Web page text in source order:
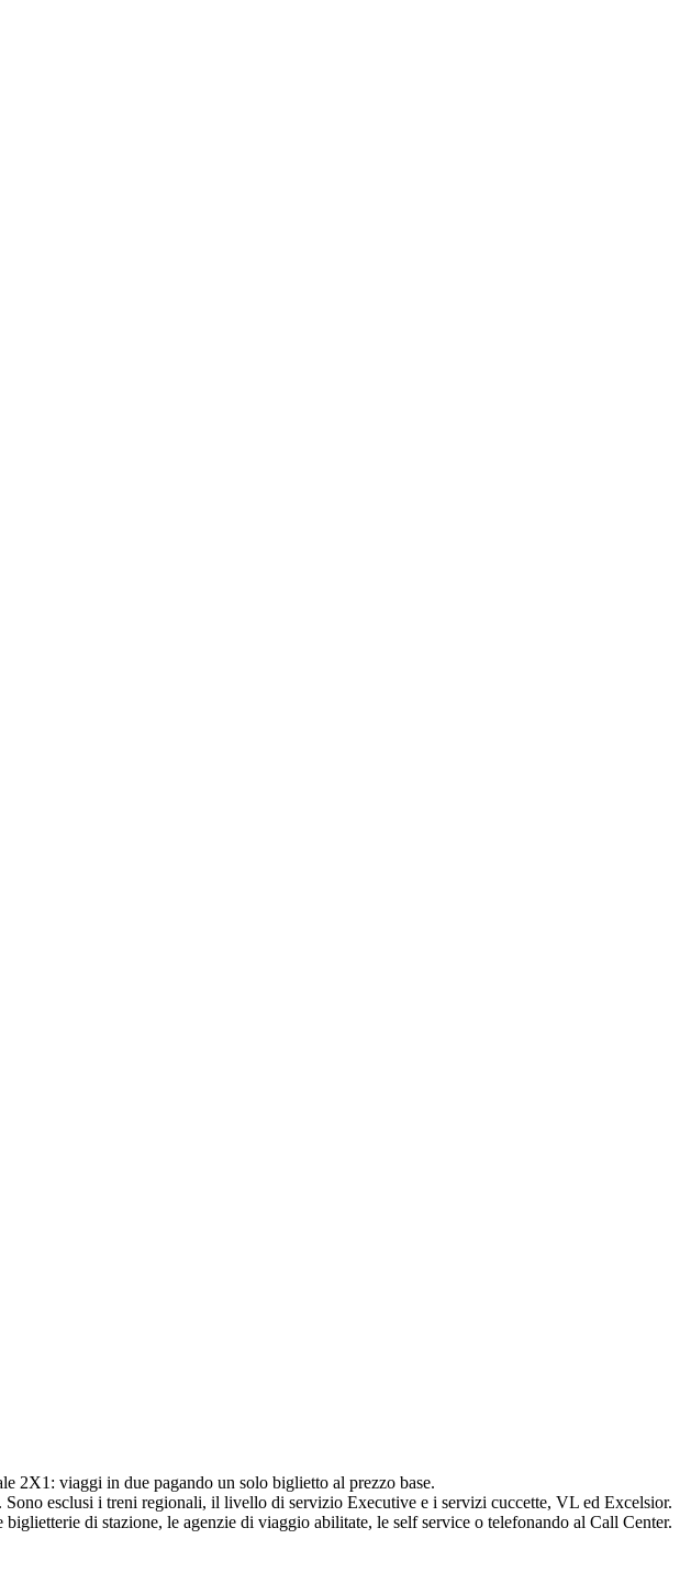
2X1: viaggi in due pagando un solo biglietto al prezzo base.
esclusi i treni regionali, il livello di servizio Executive e i servizi cuccette, VL ed Excelsior.
di stazione, le agenzie di viaggio abilitate, le self service o telefonando al Call Center.